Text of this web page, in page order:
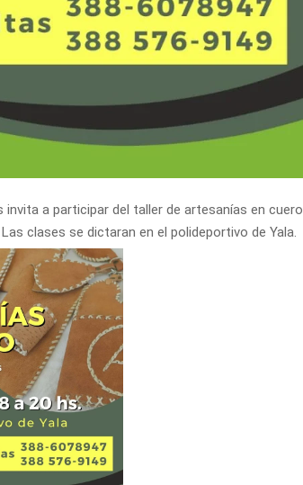
a participar del taller de artesanías en cuero
clases se dictaran en el polideportivo de Yala.